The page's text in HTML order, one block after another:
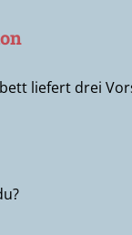
liefert drei